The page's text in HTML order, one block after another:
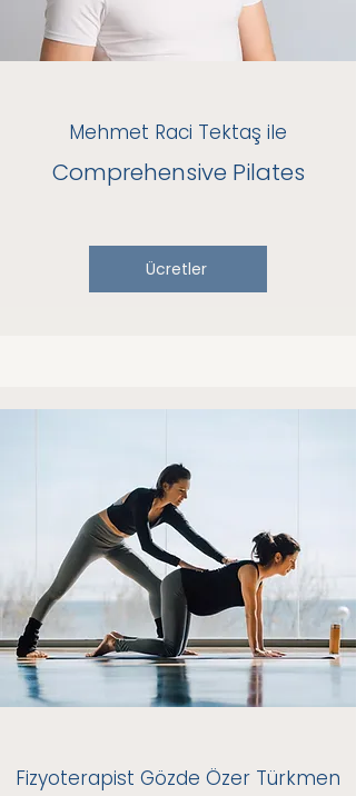
Mehmet Raci Tektaş ile
Comprehensive Pilates
Ücretler
Fizyoterapist Gözde Özer Türkmen